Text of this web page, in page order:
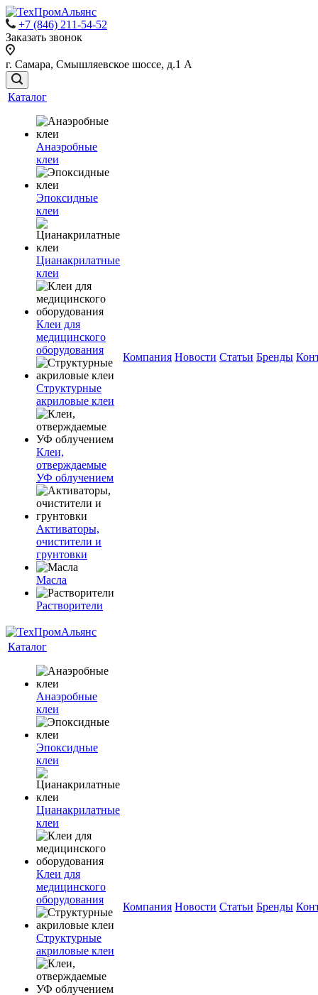
+7 (846) 211-54-52
Заказать звонок
г. Самара, Смышляевское шоссе, д.1 А
Каталог
Анаэробные
клеи
Эпоксидные
клеи
Цианакрилатные
клеи
Клеи для
медицинского
оборудования
Структурные
акриловые клеи
Клеи,
отверждаемые
УФ облучением
Активаторы,
очистители и
грунтовки
Масла
Растворители
Компания Новости Статьи Бренды
Каталог
Анаэробные
клеи
Эпоксидные
клеи
Цианакрилатные
клеи
Клеи для
медицинского
оборудования
Структурные
акриловые клеи
Компания Новости Статьи Бренды